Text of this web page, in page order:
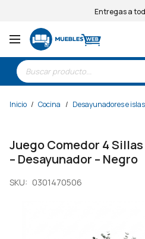
Entregas a
Búsqueda
de
productos
Inicio / Cocina / Desayunadores e islas
Juego Comedor 4
– Desayunador – Negro
SKU: 0301470506